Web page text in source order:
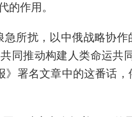
的作用。
所扰，以中俄战略协作
同推动构建人类命运共
署名文章中的这番话